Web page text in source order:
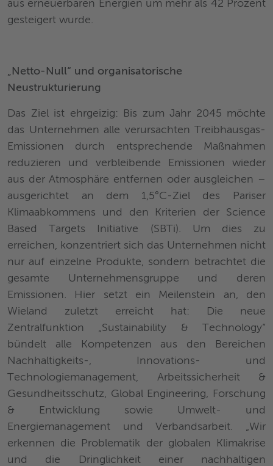
aus erneuerbaren Energien um mehr als 42 Prozent
gesteigert wurde.
„Netto-Null“ und organisatorische
Neustrukturierung
Das Ziel ist ehrgeizig: Bis zum Jahr 2045 möchte
das Unternehmen alle verursachten Treibhausgas-
Emissionen durch entsprechende Maßnahmen
reduzieren und verbleibende Emissionen wieder
aus der Atmosphäre entfernen oder ausgleichen –
ausgerichtet an dem 1,5°C-Ziel des Pariser
Klimaabkommens und den Kriterien der Science
Based Targets Initiative (SBTi). Um dies zu
erreichen, konzentriert sich das Unternehmen nicht
nur auf einzelne Produkte, sondern betrachtet die
gesamte Unternehmensgruppe und deren
Emissionen. Hier setzt ein Meilenstein an, den
Wieland zuletzt erreicht hat: Die neue
Zentralfunktion „Sustainability & Technology“
bündelt alle Kompetenzen aus den Bereichen
Nachhaltigkeits-, Innovations- und
Technologiemanagement, Arbeitssicherheit &
Gesundheitsschutz, Global Engineering, Forschung
& Entwicklung sowie Umwelt- und
Energiemanagement und Verbandsarbeit. „Wir
erkennen die Problematik der globalen Klimakrise
und die Dringlichkeit einer nachhaltigen